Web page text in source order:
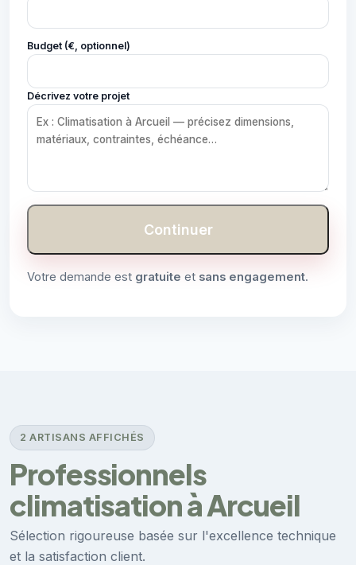
Budget (€, optionnel)
Décrivez votre projet
Continuer
Votre demande est gratuite et sans engagement.
2 ARTISANS AFFICHÉS
Professionnels
climatisation à Arcueil
Sélection rigoureuse basée sur l'excellence technique
et la satisfaction client.